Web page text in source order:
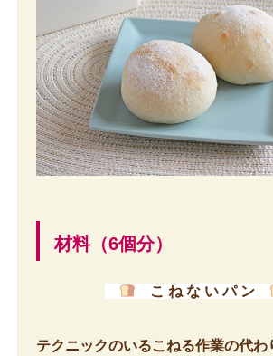
材料（6個分）
こ ね な い パ ン
テクニックのいるこねる作業の代わ